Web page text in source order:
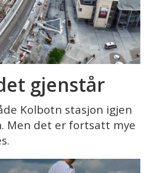
gjenstår
Kolbotn stasjon igjen
Men det er fortsatt mye